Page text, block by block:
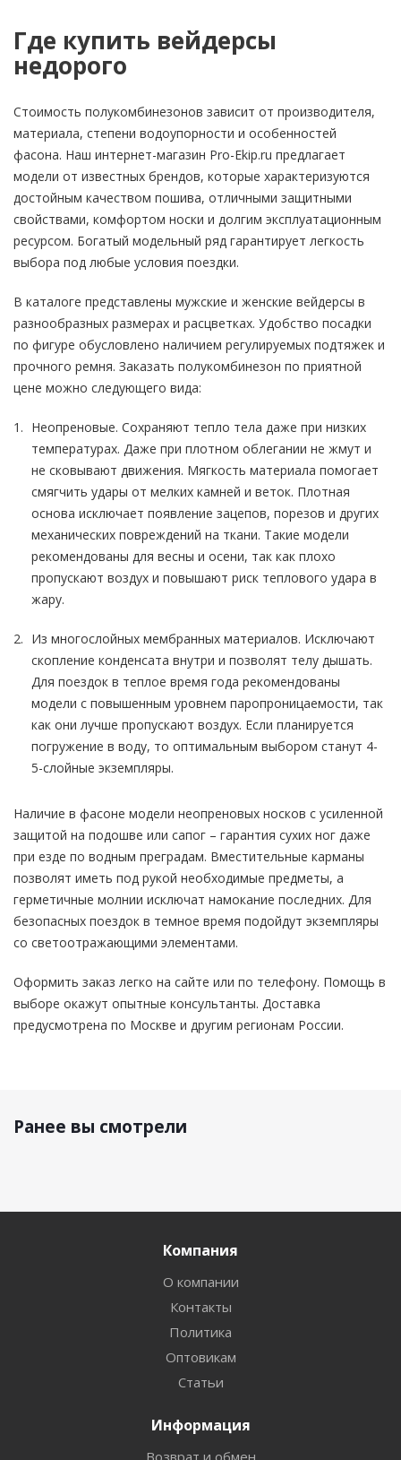
Где купить вейдерсы
недорого
Стоимость полукомбинезонов зависит от производителя,
материала, степени водоупорности и особенностей
фасона. Наш интернет-магазин Pro-Ekip.ru предлагает
модели от известных брендов, которые характеризуются
достойным качеством пошива, отличными защитными
свойствами, комфортом носки и долгим эксплуатационным
ресурсом. Богатый модельный ряд гарантирует легкость
выбора под любые условия поездки.
В каталоге представлены мужские и женские вейдерсы в
разнообразных размерах и расцветках. Удобство посадки
по фигуре обусловлено наличием регулируемых подтяжек и
прочного ремня. Заказать полукомбинезон по приятной
цене можно следующего вида:
Неопреновые. Сохраняют тепло тела даже при низких
температурах. Даже при плотном облегании не жмут и
не сковывают движения. Мягкость материала помогает
смягчить удары от мелких камней и веток. Плотная
основа исключает появление зацепов, порезов и других
механических повреждений на ткани. Такие модели
рекомендованы для весны и осени, так как плохо
пропускают воздух и повышают риск теплового удара в
жару.
Из многослойных мембранных материалов. Исключают
скопление конденсата внутри и позволят телу дышать.
Для поездок в теплое время года рекомендованы
модели с повышенным уровнем паропроницаемости, так
как они лучше пропускают воздух. Если планируется
погружение в воду, то оптимальным выбором станут 4-
5-слойные экземпляры.
Наличие в фасоне модели неопреновых носков с усиленной
защитой на подошве или сапог – гарантия сухих ног даже
при езде по водным преградам. Вместительные карманы
позволят иметь под рукой необходимые предметы, а
герметичные молнии исключат намокание последних. Для
безопасных поездок в темное время подойдут экземпляры
со светоотражающими элементами.
Оформить заказ легко на сайте или по телефону. Помощь в
выборе окажут опытные консультанты. Доставка
предусмотрена по Москве и другим регионам России.
Ранее вы смотрели
Компания
О компании
Контакты
Политика
Оптовикам
Статьи
Информация
Возврат и обмен